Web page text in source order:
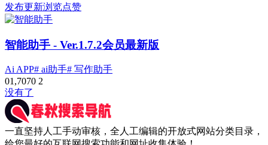
发布更新浏览点赞
智能助手 - Ver.1.7.2会员最新版
Ai APP# ai助手# 写作助手
01,7070 2
没有了
一直坚持人工手动审核，全人工编辑的开放式网站分类目录，